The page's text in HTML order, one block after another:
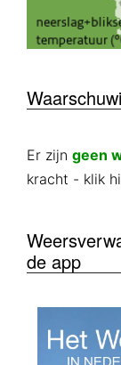
Er zijn geen
kracht - klik
de app